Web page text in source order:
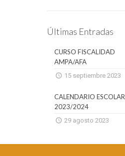
Últimas Entradas
CURSO FISCALIDAD
AMPA/AFA
15 septiembre 2023
CALENDARIO ESCOLAR
2023/2024
29 agosto 2023